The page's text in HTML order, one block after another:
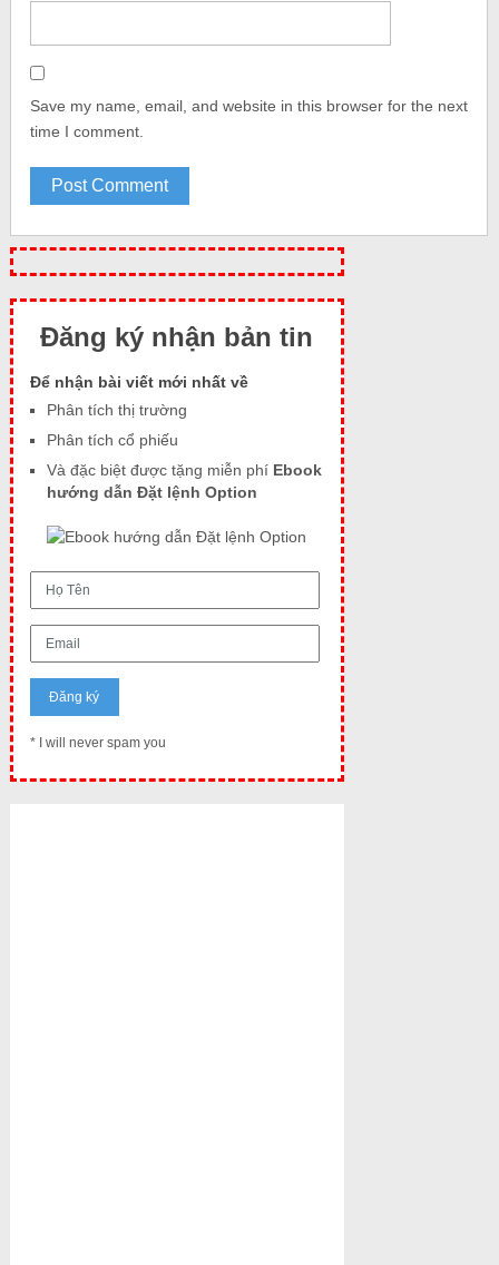
Save my name, email, and website in this browser for the next
time I comment.
Đăng ký nhận bản tin
Để nhận bài viết mới nhất về
Phân tích thị trường
Phân tích cổ phiếu
Và đặc biệt được tặng miễn phí Ebook
hướng dẫn Đặt lệnh Option
* I will never spam you